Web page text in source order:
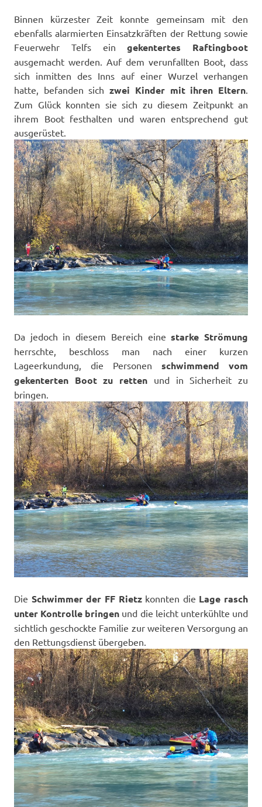
Binnen kürzester Zeit konnte gemeinsam mit den
ebenfalls alarmierten Einsatzkräften der Rettung sowie
Feuerwehr Telfs eingekentertes Raftingboot
ausgemacht werden. Auf dem verunfallten Boot, dass
sich inmitten des Inns auf einer Wurzel verhangen
hatte, befanden sich zwei Kinder mit ihren Eltern.
Zum Glück konnten sie sich zu diesem Zeitpunkt an
ihrem Boot festhalten und waren entsprechend gut
ausgerüstet.
Da jedoch in diesem Bereich einestarke Strömung
herrschte, beschloss man nach einer kurzen
Lageerkundung, die Personen schwimmend vom
gekenterten Boot zu retten und in Sicherheit zu
bringen.
Die Schwimmer der FF Rietzkonnten die Lage rasch
unter Kontrolle bringen und die leicht unterkühlte und
sichtlich geschockte Familie zur weiteren Versorgung an
den Rettungsdienst übergeben.